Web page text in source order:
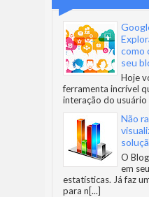
como
seu
Hoje
ferramenta incrível
interação do usuário
Não
O
em
estatísticas. Já faz
para n[...]